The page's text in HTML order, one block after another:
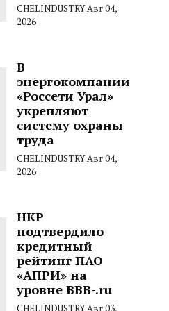
CHELINDUSTRYАвг 04,
2026
В
энергокомпании
«Россети Урал»
укрепляют
систему охраны
труда
CHELINDUSTRYАвг 04,
2026
НКР
подтвердило
кредитный
рейтинг ПАО
«АПРИ» на
уровне BBB-.ru
CHELINDUSTRYАвг 03,